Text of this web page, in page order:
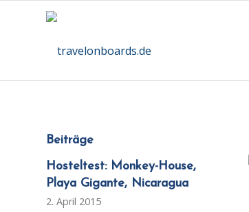
Beiträge
Hosteltest: Monkey-House,
Playa Gigante, Nicaragua
2. April 2015